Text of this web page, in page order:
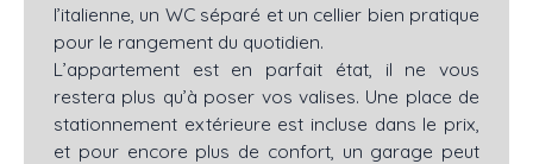
l’italienne, un WC séparé et un cellier bien pratique
pour le rangement du quotidien.
L’appartement est en parfait état, il ne vous
restera plus qu’à poser vos valises. Une place de
stationnement extérieure est incluse dans le prix,
et pour encore plus de confort, un garage peut